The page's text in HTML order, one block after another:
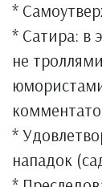
*
* Сатира: в
не
*
нападок